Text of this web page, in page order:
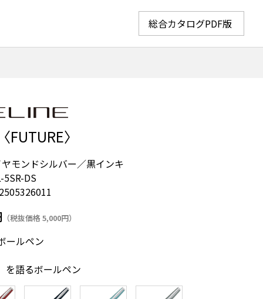
総合カタログPDF版
〉
モンドシルバー／黒インキ
5SR-DS
（税抜価格 5,000円）
ルペン
を語るボールペン